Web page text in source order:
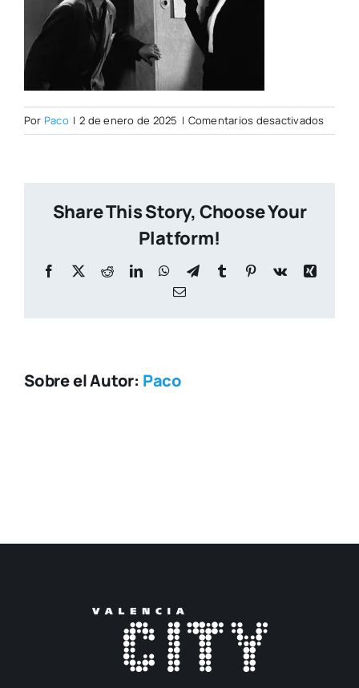
Por Paco | 2 de enero de 2025 | Comentarios desactivadosen
Share This Story, Choose Your
Platform!
Facebook
X RedditLinkedInWhatsApp
TelegramTumblr Pinterest
Vk
Xing
Correo
Sobre el Autor: Paco